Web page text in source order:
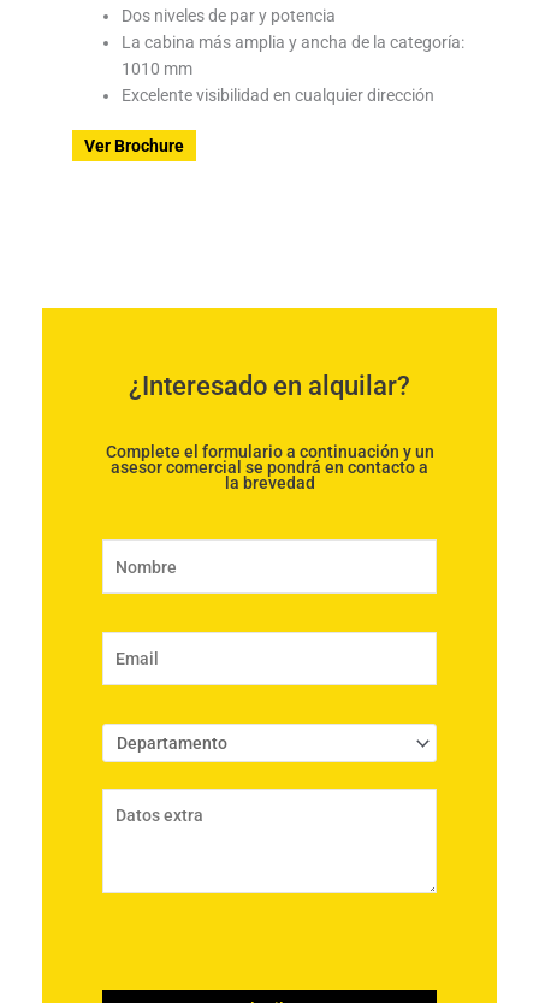
Dos niveles de par y potencia
La cabina más amplia y ancha de la categoría:
1010 mm
Excelente visibilidad en cualquier dirección
Ver Brochure
¿Interesado en alquilar?
Complete el formulario a continuación y un
asesor comercial se pondrá en contacto a
la brevedad